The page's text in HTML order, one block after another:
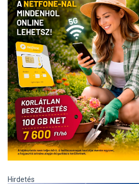
Hirdetés